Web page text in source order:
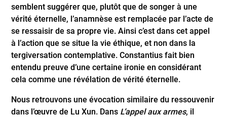
semblent suggérer que, plutôt que de songer à une
vérité éternelle, l’anamnèse est remplacée par l’acte de
se ressaisir de sa propre vie. Ainsi c’est dans cet appel
à l’action que se situe la vie éthique, et non dans la
tergiversation contemplative. Constantius fait bien
entendu preuve d’une certaine ironie en considérant
cela comme une révélation de vérité éternelle.
Nous retrouvons une évocation similaire du ressouvenir
dans l’œuvre de Lu Xun. Dans L’appel aux armes, il